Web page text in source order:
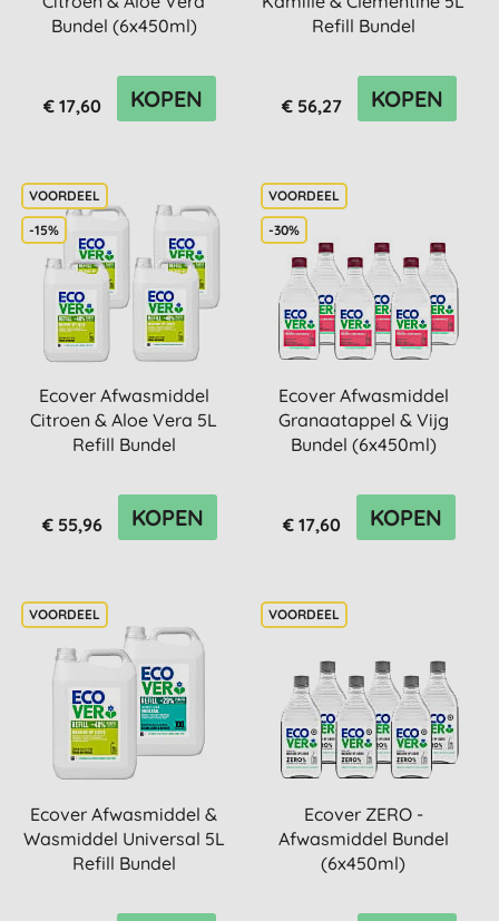
Bundel (6x450ml)
€ 17,60 KOPEN
Refill Bundel
€ 56,27 KOPEN
-15%
Ecover Afwasmiddel
Citroen & Aloe Vera 5L
Refill Bundel
€ 55,96 KOPEN
-30%
Ecover Afwasmiddel
Granaatappel & Vijg
Bundel (6x450ml)
€ 17,60 KOPEN
Ecover Afwasmiddel &
Wasmiddel Universal 5L
Refill Bundel
Ecover ZERO -
Afwasmiddel Bundel
(6x450ml)